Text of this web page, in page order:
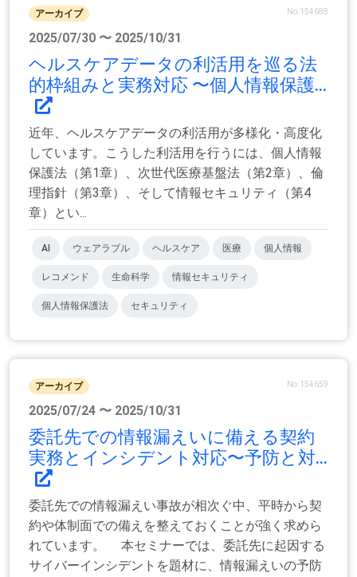
アーカイブ No.154688
2025/07/30 〜 2025/10/31
ヘルスケアデータの利活用を巡る法
的枠組みと実務対応 〜個人情報保護...
近年、ヘルスケアデータの利活用が多様化・高度化
しています。こうした利活用を行うには、個人情報
保護法（第1章）、次世代医療基盤法（第2章）、倫
理指針（第3章）、そして情報セキュリティ（第4
章）とい...
AI ウェアラブル ヘルスケア 医療 個人情報
レコメンド 生命科学 情報セキュリティ
個人情報保護法 セキュリティ
アーカイブ No.154659
2025/07/24 〜 2025/10/31
委託先での情報漏えいに備える契約
実務とインシデント対応〜予防と対...
委託先での情報漏えい事故が相次ぐ中、平時から契
約や体制面での備えを整えておくことが強く求めら
れています。 本セミナーでは、委託先に起因する
サイバーインシデントを題材に、情報漏えいの予防